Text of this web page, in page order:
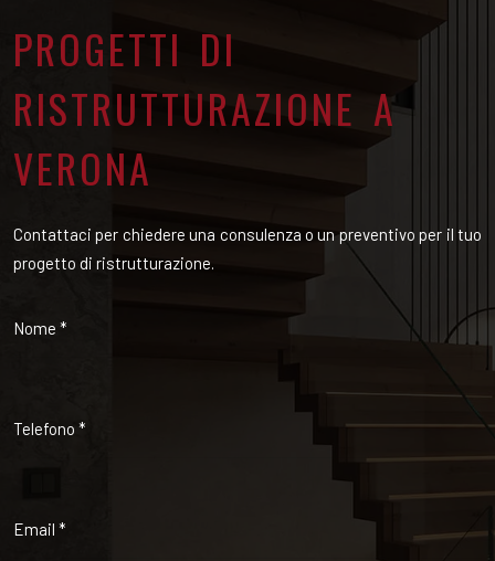
PROGETTI DI
RISTRUTTURAZIONE A
VERONA
Contattaci per chiedere una consulenza o un preventivo per il tuo
progetto di ristrutturazione.